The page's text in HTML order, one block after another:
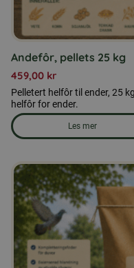
Andefôr, pellets 25 kg
459,00 kr
Pelletert helfôr til ender, 25
helfôr for ender.
Les mer
om